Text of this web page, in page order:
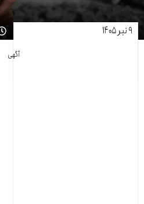
۹ تیر ۱۴۰۵
آگهی